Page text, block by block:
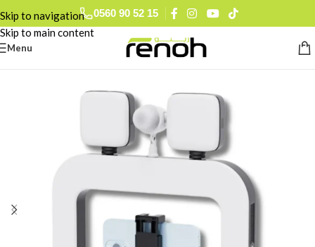
Skip to navigation
Skip to main content
0560 90 52 15
Menu